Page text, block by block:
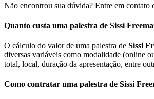
Não encontrou sua dúvida? Entre em contato
Quanto custa uma palestra de Sissi
O cálculo do valor de uma palestra de Sissi
diversas variáveis como modalidade (online
total, local, duração da apresentação, entre
Como contratar uma palestra de Sissi